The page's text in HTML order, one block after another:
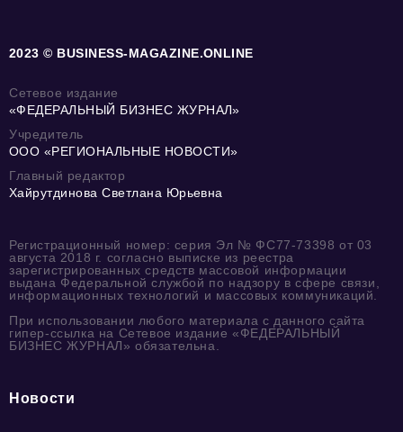
2023 © BUSINESS-MAGAZINE.ONLINE
Сетевое издание
«ФЕДЕРАЛЬНЫЙ БИЗНЕС ЖУРНАЛ»
Учредитель
ООО «РЕГИОНАЛЬНЫЕ НОВОСТИ»
Главный редактор
Хайрутдинова Светлана Юрьевна
Регистрационный номер: серия Эл № ФС77-73398 от 03
августа 2018 г. согласно выписке из реестра
зарегистрированных средств массовой информации
выдана Федеральной службой по надзору в сфере связи,
информационных технологий и массовых коммуникаций.
При использовании любого материала с данного сайта
гипер-ссылка на Сетевое издание «ФЕДЕРАЛЬНЫЙ
БИЗНЕС ЖУРНАЛ» обязательна.
Новости